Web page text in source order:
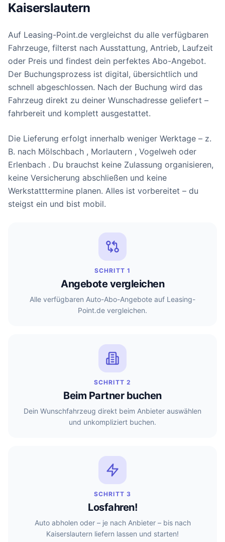
Kaiserslautern
Auf Leasing-Point.de vergleichst du alle verfügbaren
Fahrzeuge, filterst nach Ausstattung, Antrieb, Laufzeit
oder Preis und findest dein perfektes Abo-Angebot.
Der Buchungsprozess ist digital, übersichtlich und
schnell abgeschlossen. Nach der Buchung wird das
Fahrzeug direkt zu deiner Wunschadresse geliefert –
fahrbereit und komplett ausgestattet.
Die Lieferung erfolgt innerhalb weniger Werktage – z.
B. nach Mölschbach , Morlautern , Vogelweh oder
Erlenbach . Du brauchst keine Zulassung organisieren,
keine Versicherung abschließen und keine
Werkstatttermine planen. Alles ist vorbereitet – du
steigst ein und bist mobil.
SCHRITT 1
Angebote vergleichen
Alle verfügbaren Auto-Abo-Angebote auf Leasing-
Point.de vergleichen.
SCHRITT 2
Beim Partner buchen
Dein Wunschfahrzeug direkt beim Anbieter auswählen
und unkompliziert buchen.
SCHRITT 3
Losfahren!
Auto abholen oder – je nach Anbieter – bis nach
Kaiserslautern liefern lassen und starten!